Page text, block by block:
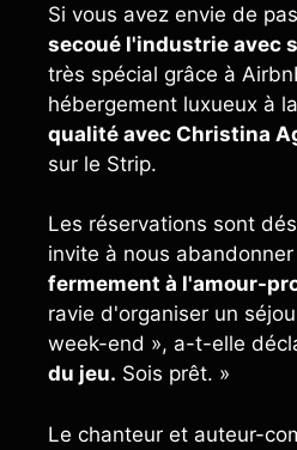
Si vous avez envie de
secoué l'industrie avec
très spécial grâce à
hébergement luxueux à
qualité avec Christina
sur le Strip.
Les réservations sont
invite à nous
fermement à l'amour-
ravie d'organiser un
week-end », a-t-elle
du jeu. Sois prêt. »
Le chanteur et auteur-